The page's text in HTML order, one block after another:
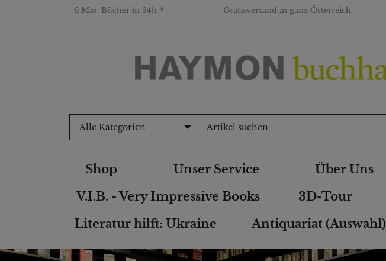
6 Mio. Bücher in 24h * Gratisversand in ganz Österreich
Alle Kategorien
Shop Unser Service Über Uns
V.I.B. - Very Impressive Books
3D-Tour
Literatur hilft: Ukraine
Antiquariat (Auswahl)